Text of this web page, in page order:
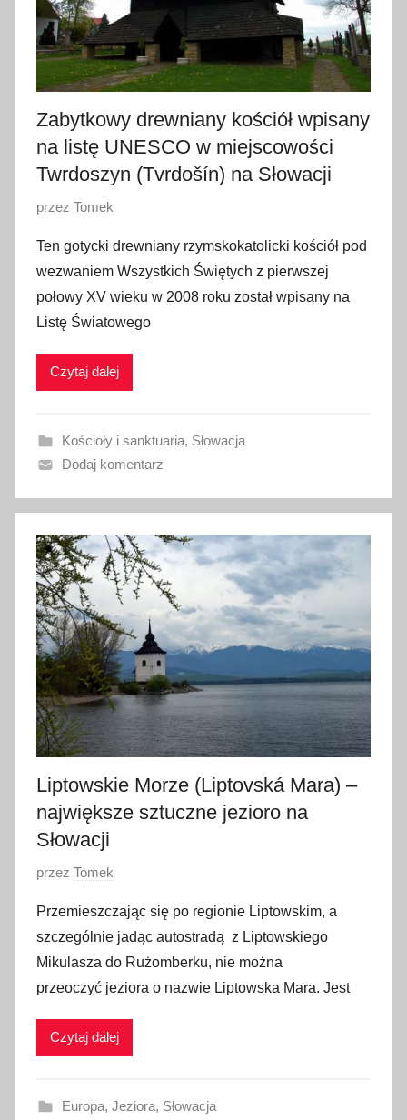
Zabytkowy drewniany kościół wpisany
na listę UNESCO w miejscowości
Twrdoszyn (Tvrdošín) na Słowacji
O
u
b
l
i
w
n
o
9
s
t
y
c
z
n
i
a
2
0
przez Tomek
Ten gotycki drewniany rzymskokatolicki kościół pod
wezwaniem Wszystkich Świętych z pierwszej
połowy XV wieku w 2008 roku został wpisany na
Listę Światowego
Czytaj dalej
Kościoły i sanktuaria, Słowacja
Dodaj komentarz
Liptowskie Morze (Liptovská Mara) –
największe sztuczne jezioro na
Słowacji
O
u
b
l
i
w
n
przez Tomek
Przemieszczając się po regionie Liptowskim, a
szczególnie jadąc autostradą z Liptowskiego
Mikulasza do Rużomberku, nie można
przeoczyć jeziora o nazwie Liptowska Mara. Jest
Czytaj dalej
Europa, Jeziora, Słowacja